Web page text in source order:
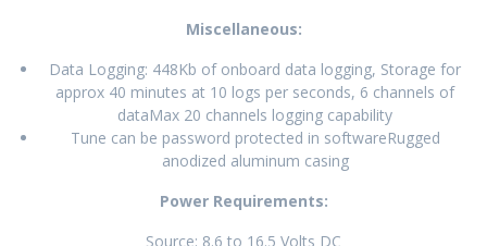
Miscellaneous:
Data Logging: 448Kb of onboard data logging, Storage for
approx 40 minutes at 10 logs per seconds, 6 channels of
dataMax 20 channels logging capability
Tune can be password protected in softwareRugged
anodized aluminum casing
Power Requirements:
Source: 8.6 to 16.5 Volts DC